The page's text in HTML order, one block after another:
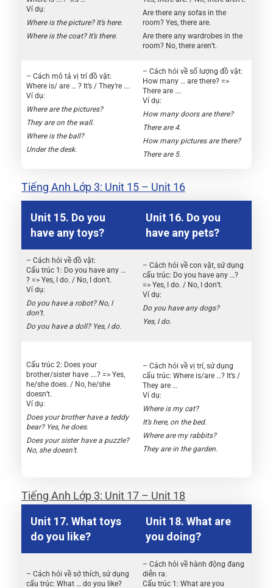
Ví dụ:
Where is the picture? It’s here.
Where is the coat? It’s there.
Are there any sofas in the
room? Yes, there are.
Are there any wardrobes in the
room? No, there aren’t.
– Cách mô tả vị trí đồ vật:
Where is/ are … ? It’s / They’re ….
Ví dụ:
Where are the pictures?
They are on the wall.
Where is the ball?
Under the desk.
– Cách hỏi về số lượng đồ vật:
How many … are there? =>
There are ….
Ví dụ:
How many doors are there?
There are 4.
How many pictures are there?
There are 5.
Tiếng Anh Lớp 3: Unit 15 – Unit 16
Unit 15. Do you
have any toys?
Unit 16. Do you
have any pets?
– Cách hỏi về đồ vật:
Cấu trúc 1: Do you have any …
? => Yes, I do. / No, I don’t.
Ví dụ:
Do you have a robot? No, I
don’t.
Do you have a doll? Yes, I do.
– Cách hỏi về con vật, sử dụng
cấu trúc: Do you have any …?
=> Yes, I do. / No, I don’t.
Ví dụ:
Do you have any dogs?
Yes, I do.
Cấu trúc 2: Does your
brother/sister have ….? => Yes,
he/she does. / No, he/she
doesn’t.
Ví dụ:
Does your brother have a teddy
bear? Yes, he does.
Does your sister have a puzzle?
No, she doesn’t.
– Cách hỏi về vị trí, sử dụng
cấu trúc: Where is/are …? It’s /
They are …
Ví dụ:
Where is my cat?
It’s here, on the bed.
Where are my rabbits?
They are in the garden.
Tiếng Anh Lớp 3: Unit 17 – Unit 18
Unit 17. What toys
do you like?
Unit 18. What are
you doing?
– Cách hỏi về sở thích, sử dụng
cấu trúc: What … do you like?
– Cách hỏi về hành động đang
diễn ra:
Cấu trúc 1: What are you